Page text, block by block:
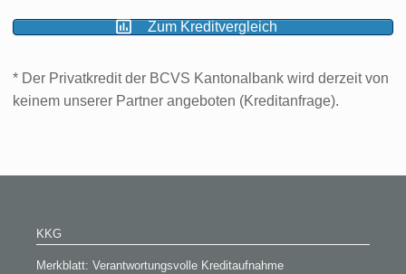
Zum Kreditvergleich
* Der Privatkredit der BCVS Kantonalbank wird derzeit von
keinem unserer Partner angeboten (Kreditanfrage).
KKG
Merkblatt: Verantwortungsvolle Kreditaufnahme